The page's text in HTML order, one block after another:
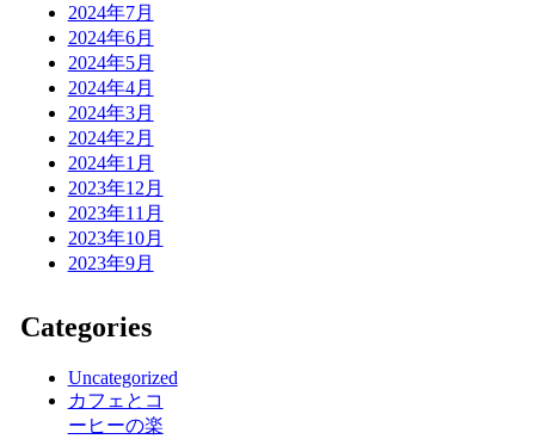
2024年7月
2024年6月
2024年5月
2024年4月
2024年3月
2024年2月
2024年1月
2023年12月
2023年11月
2023年10月
2023年9月
Categories
Uncategorized
カフェとコ
ーヒーの楽